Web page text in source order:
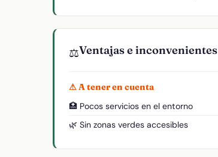
⚖️Ventajas e inconvenientes
⚠ A tener en cuenta
🏥 Pocos servicios en el entorno
🌿 Sin zonas verdes accesibles